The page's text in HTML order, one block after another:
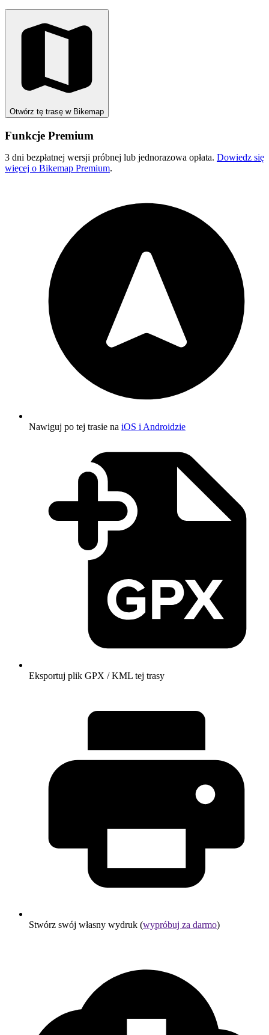
Otwórz tę trasę w Bikemap
Funkcje Premium
3 dni bezpłatnej wersji próbnej lub jednorazowa opłata. Dowiedz się
więcej o Bikemap Premium.
Nawiguj po tej trasie na iOS i Androidzie
Eksportuj plik GPX / KML tej trasy
Stwórz swój własny wydruk (wypróbuj za darmo)